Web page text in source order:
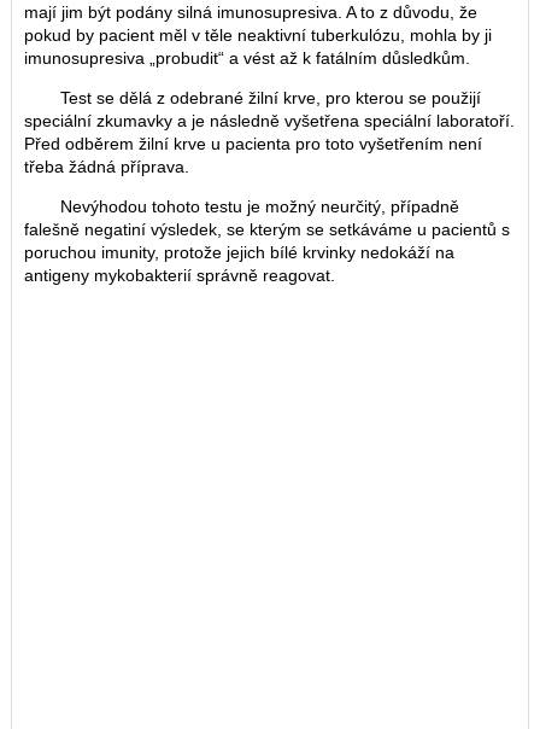
mají jim být podány silná imunosupresiva. A to z důvodu, že
pokud by pacient měl v těle neaktivní tuberkulózu, mohla by ji
imunosupresiva „probudit“ a vést až k fatálním důsledkům.
Test se dělá z odebrané žilní krve, pro kterou se použijí
speciální zkumavky a je následně vyšetřena speciální laboratoří.
Před odběrem žilní krve u pacienta pro toto vyšetřením není
třeba žádná příprava.
Nevýhodou tohoto testu je možný neurčitý, případně
falešně negatiní výsledek, se kterým se setkáváme u pacientů s
poruchou imunity, protože jejich bílé krvinky nedokáží na
antigeny mykobakterií správně reagovat.